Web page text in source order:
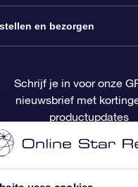
Recensies
Cadeaupakket
Cadeaukaart sterrenpagina
Million Stars
Starsaver
en bezorgen
Schrijf je in voor onze
nieuwsbrief met
productupdates